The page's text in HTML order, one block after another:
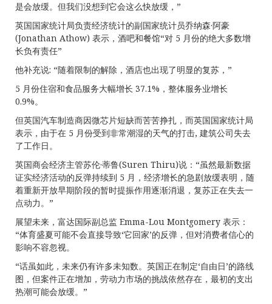
是会放缓。但我们没想到它会这么快放缓，”
英国国家统计局负责经济统计的副国家统计员乔纳森·阿豪
(Jonathan Athow) 表示，酒吧和餐馆“对 5 月份的绝大多数增
长负有责任”
他补充说: “随着限制的解除，酒店也出现了明显的复苏，”
5 月份住宿和食品服务大幅增长 37.1%，整体服务业增长
0.9%。
但英国汽车制造商因微芯片短缺而苦苦挣扎，而英国国家统计局
表示，由于在 5 月份受到非常潮湿的天气的打击, 建筑公司失去
了工作日。
英国商会经济主管苏伦·蒂鲁(Suren Thiru)说：“虽然最新数据
证实经济活动的反弹持续到 5 月，经济增长的急剧放缓表明，随
着重新开放早期阶段的暂时提振作用逐渐消退，复苏正在失去一
点动力。”
展望未来，富达国际副总监 Emma-Lou Montgomery 表示：
“体育盛夏可能不会直接导致‘它回家’的反弹，但对消费者信心的
影响不容忽视。
“话虽如此，未来仍有许多未知数。英国正在制定‘自由日’的路线
图，但案件正在增加，劳动力市场的挑战依然存在，最初的支出
热潮可能会放缓。”